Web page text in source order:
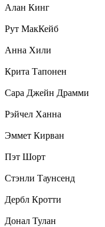
Алан Кинг
Рут МакКейб
Анна Хили
Крита Тапонен
Сара Джейн Драмми
Рэйчел Ханна
Эммет Кирван
Пэт Шорт
Стэнли Таунсенд
Дербл Кротти
Донал Тулан